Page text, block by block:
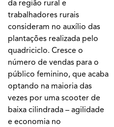
da região rural e
trabalhadores rurais
consideram no auxílio das
plantações realizada pelo
quadriciclo. Cresce o
número de vendas para o
público feminino, que acaba
optando na maioria das
vezes por uma scooter de
baixa cilindrada – agilidade
e economia no